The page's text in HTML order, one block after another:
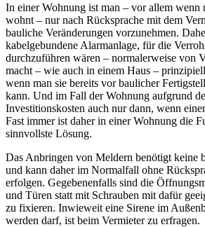
In einer Wohnung ist man – vor allem wenn
wohnt – nur nach Rücksprache mit dem
bauliche Veränderungen vorzunehmen.
kabelgebundene Alarmanlage, für die
durchzuführen wären – normalerweise von
macht – wie auch in einem Haus –
wenn man sie bereits vor baulicher
kann. Und im Fall der Wohnung aufgrund
Investitionskosten auch nur dann, wenn
Fast immer ist daher in einer Wohnung die
sinnvollste Lösung.
Das Anbringen von Meldern benötigt keine
und kann daher im Normalfall ohne
erfolgen. Gegebenenfalls sind die
und Türen statt mit Schrauben mit dafür
zu fixieren. Inwieweit eine Sirene im
werden darf, ist beim Vermieter zu erfragen.